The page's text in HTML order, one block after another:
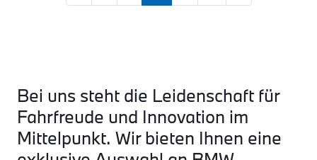
Bei uns steht die Leidenschaft für
Fahrfreude und Innovation im
Mittelpunkt. Wir bieten Ihnen eine